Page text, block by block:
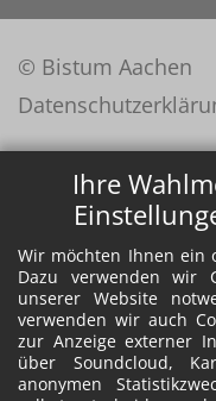
Ihre
Wir möchten Ihnen ein
Dazu verwenden wir
unserer Website
verwenden wir auch
zur Anzeige externer
über Soundcloud,
anonymen
© Bistum Aachen